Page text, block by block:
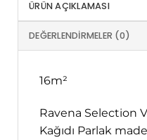
ÜRÜN AÇIKLAMASI
DEĞERLENDIRMELER (0)
16m²
Ravena Selection
Kağıdı Parlak